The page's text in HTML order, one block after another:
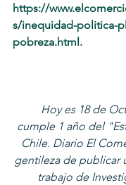
https://
s/inequidad-politica-
pobreza.html.
Hoy es 18 de
cumple 1 año del
Chile. Diario El
gentileza de publicar
trabajo de